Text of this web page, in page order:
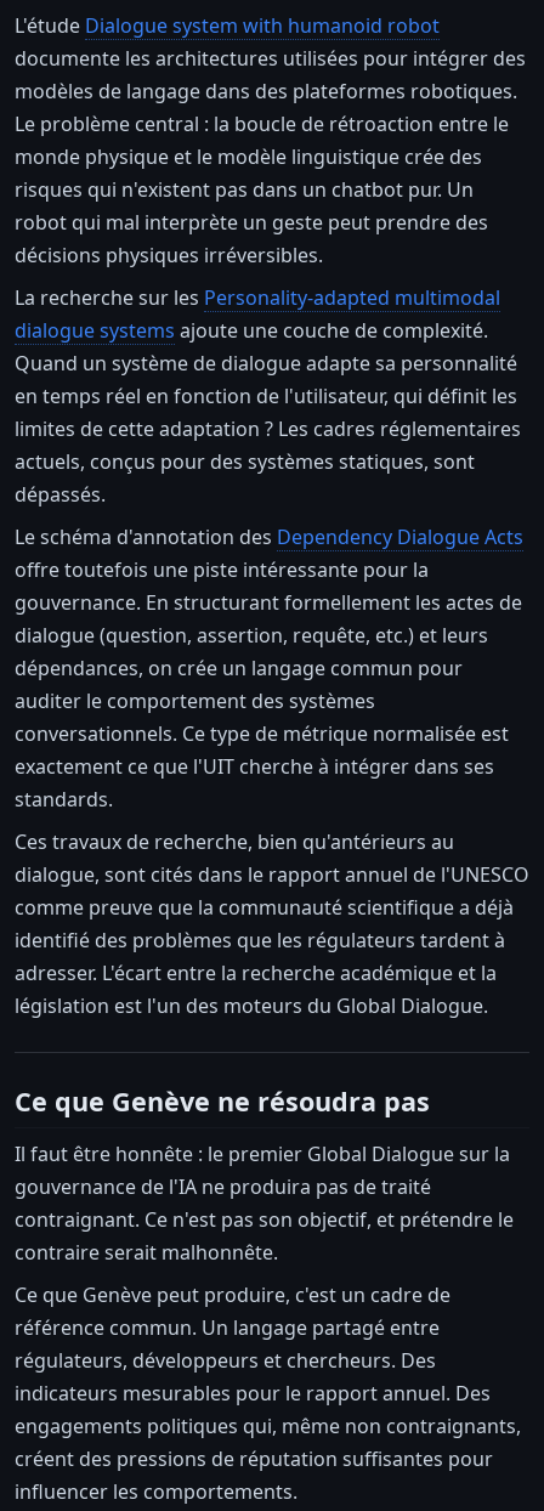
L'étude Dialogue system with humanoid robot
documente les architectures utilisées pour intégrer des
modèles de langage dans des plateformes robotiques.
Le problème central : la boucle de rétroaction entre le
monde physique et le modèle linguistique crée des
risques qui n'existent pas dans un chatbot pur. Un
robot qui mal interprète un geste peut prendre des
décisions physiques irréversibles.
La recherche sur les Personality-adapted multimodal
dialogue systems ajoute une couche de complexité.
Quand un système de dialogue adapte sa personnalité
en temps réel en fonction de l'utilisateur, qui définit les
limites de cette adaptation ? Les cadres réglementaires
actuels, conçus pour des systèmes statiques, sont
dépassés.
Le schéma d'annotation des Dependency Dialogue Acts
offre toutefois une piste intéressante pour la
gouvernance. En structurant formellement les actes de
dialogue (question, assertion, requête, etc.) et leurs
dépendances, on crée un langage commun pour
auditer le comportement des systèmes
conversationnels. Ce type de métrique normalisée est
exactement ce que l'UIT cherche à intégrer dans ses
standards.
Ces travaux de recherche, bien qu'antérieurs au
dialogue, sont cités dans le rapport annuel de l'UNESCO
comme preuve que la communauté scientifique a déjà
identifié des problèmes que les régulateurs tardent à
adresser. L'écart entre la recherche académique et la
législation est l'un des moteurs du Global Dialogue.
Ce que Genève ne résoudra pas
Il faut être honnête : le premier Global Dialogue sur la
gouvernance de l'IA ne produira pas de traité
contraignant. Ce n'est pas son objectif, et prétendre le
contraire serait malhonnête.
Ce que Genève peut produire, c'est un cadre de
référence commun. Un langage partagé entre
régulateurs, développeurs et chercheurs. Des
indicateurs mesurables pour le rapport annuel. Des
engagements politiques qui, même non contraignants,
créent des pressions de réputation suffisantes pour
influencer les comportements.